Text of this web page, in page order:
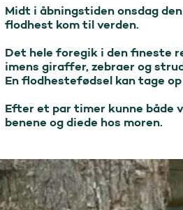
Midt i åbningstiden onsdag
flodhest kom til verden.
Det hele foregik i den fineste
imens giraffer, zebraer og
En flodhestefødsel kan tage
Efter et par timer kunne både
benene og diede hos moren.